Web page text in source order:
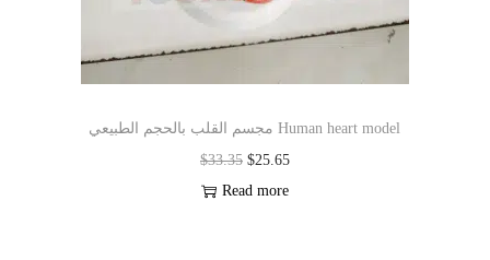
مجسم القلب بالحجم الطبيعي Human heart model
$33.35 $25.65
Read more